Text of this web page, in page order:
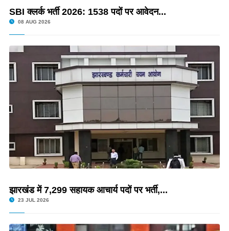
SBI क्लर्क भर्ती 2026: 1538 पदों पर आवेदन...
08 AUG 2026
झारखंड में 7,299 सहायक आचार्य पदों पर भर्ती,...
23 JUL 2026